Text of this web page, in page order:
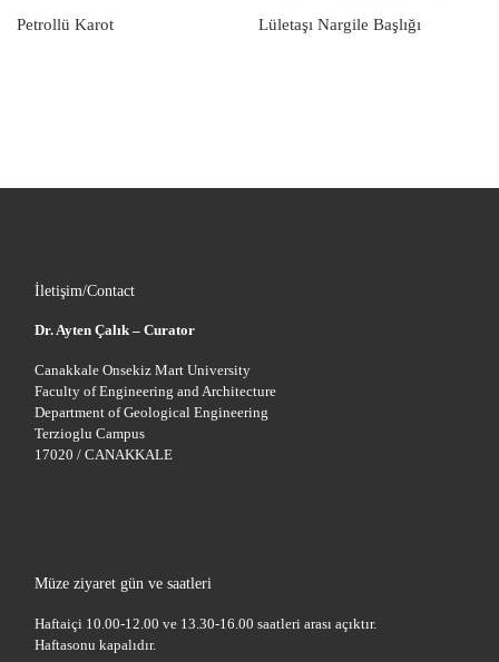
Petrollü Karot Lületaşı Nargile Başlığı
İletişim/Contact
Dr. Ayten Çalık – Curator
Canakkale Onsekiz Mart University
Faculty of Engineering and Architecture
Department of Geological Engineering
Terzioglu Campus
17020 / CANAKKALE
Müze ziyaret gün ve saatleri
Haftaiçi 10.00-12.00 ve 13.30-16.00 saatleri arası açıktır.
Haftasonu kapalıdır.